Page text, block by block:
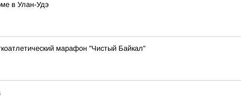
в Улан-Удэ
марафон "Чистый Байкал"